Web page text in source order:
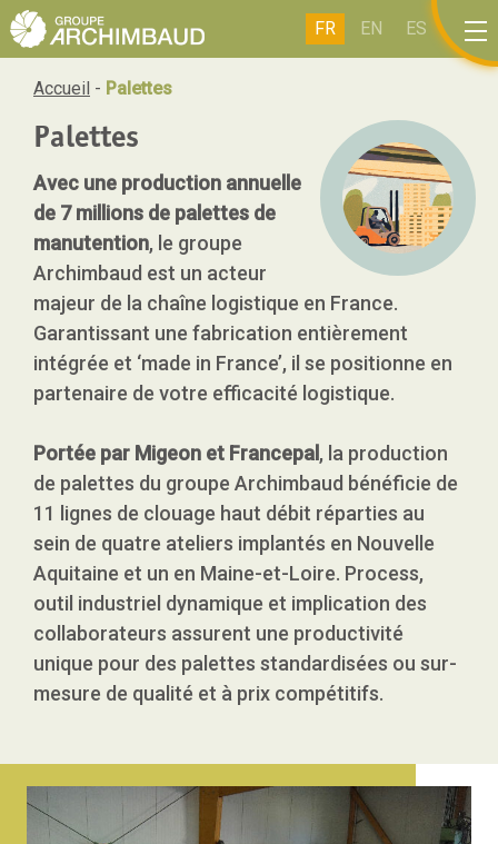
FR EN ES IT
Accueil - Palettes
Palettes
Avec une production annuelle
de 7 millions de palettes de
manutention, le groupe
Archimbaud est un acteur
majeur de la chaîne logistique en France.
Garantissant une fabrication entièrement
intégrée et ‘made in France’, il se positionne en
partenaire de votre efficacité logistique.
Portée par Migeon et Francepal , la production
de palettes du groupe Archimbaud bénéficie de
11 lignes de clouage haut débit réparties au
sein de quatre ateliers implantés en Nouvelle
Aquitaine et un en Maine-et-Loire. Process,
outil industriel dynamique et implication des
collaborateurs assurent une productivité
unique pour des palettes standardisées ou sur-
mesure de qualité et à prix compétitifs.
Panneau de gestion des cookies